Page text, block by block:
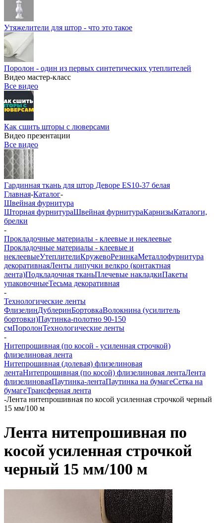
Утяжелители для штор - что это такое
Поролон - один из первых синтетических утеплителей
Видео мастер-класс
Все видео
Как сшить шторы с люверсами
Видео презентации
Все видео
Гардинная ткань для штор Деворе ES10-37 белая
Главная-Каталог-
Швейная фурнитура
Шторная фурнитураШвейная фурнитураКарнизыКаталоги,
брелки
-
Прокладочные материалы - клеевые и неклеевые
Прокладочные материалы - клеевые и
неклеевыеУтеплителиКружевоРезинкаМеталлофурнитура
декоративнаяЛенты липучки велкро (контактная
лента)Подкладочная тканьПлечевые накладкиПакеты
упаковочныеТесьма декоративная
-
Технологические ленты
ФлизелинДублеринБортовкаВолокнина (усилитель
бортовки)Паутинка-полотно 90-150
смПоролонТехнологические ленты
-
Нитепрошивная (по косой - усиленная строчкой)
флизелиновая лента
Нитепрошивная (долевая) флизелиновая
лентаНитепрошивная (по косой) флизелиновая лентаЛента
флизелиноваяПаутинка-лентаПаутинка на бумагеСетка на
бумагеТрансферная лента
-Лента нитепрошивная по косой усиленная строчкой черный
15 мм/100 м
Лента нитепрошивная по
косой усиленная строчкой
черный 15 мм/100 м